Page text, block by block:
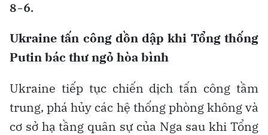
8-6.
Ukraine tấn công dồn dập khi Tổng thống
Putin bác thư ngỏ hòa bình
Ukraine tiếp tục chiến dịch tấn công tầm
trung, phá hủy các hệ thống phòng không và
cơ sở hạ tầng quân sự của Nga sau khi Tổng